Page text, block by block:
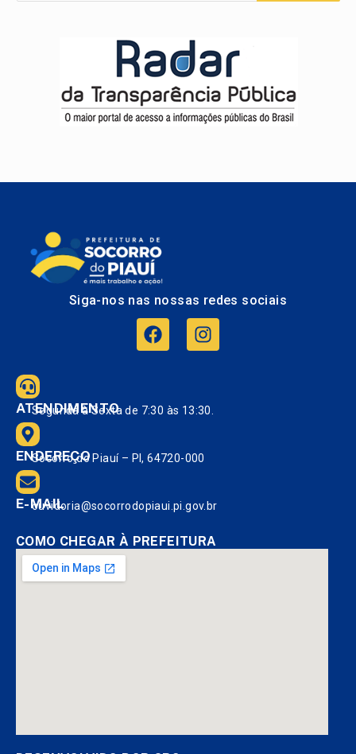
Siga-nos nas nossas redes sociais
ATENDIMENTO
Segunda à Sexta de 7:30 às 13:30.
ENDEREÇO
Socorro do Piauí – PI, 64720-000
E-MAIL
ouvidoria@socorrodopiaui.pi.gov.br
COMO CHEGAR À PREFEITURA